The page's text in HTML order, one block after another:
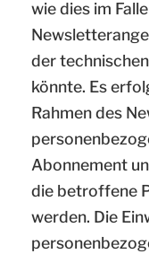
wie dies im
der
könnte. Es
Rahmen des
Abonnement
die betroffene
werden. Die